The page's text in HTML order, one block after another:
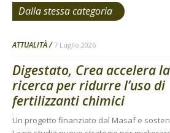
Dalla stessa categoria
ATTUALITÀ 7 Luglio 2026
Digestato, Crea accelera la
ricerca per ridurre l’uso di
fertilizzanti chimici
Un progetto finanziato dal Masaf e